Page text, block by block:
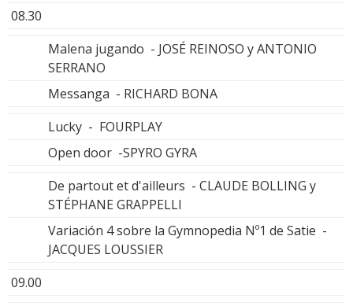
08.30
Malena jugando - JOSÉ REINOSO y ANTONIO
SERRANO
Messanga - RICHARD BONA
Lucky - FOURPLAY
Open door -SPYRO GYRA
De partout et d'ailleurs - CLAUDE BOLLING y
STÉPHANE GRAPPELLI
Variación 4 sobre la Gymnopedia Nº1 de Satie -
JACQUES LOUSSIER
09.00